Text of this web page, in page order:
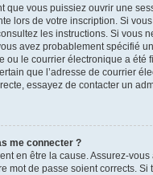
que vous puissiez ouvrir une
lors de votre inscription. Si
les instructions. Si vous
avez probablement spécifié
ou le courrier électronique a été
que l’adresse de courrier
essayez de contacter un
me connecter ?
en être la cause. Assurez-vous
mot de passe soient corrects. Si